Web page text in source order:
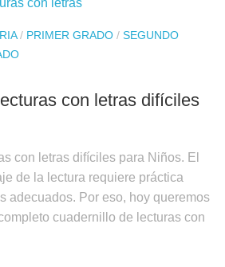
/ PRIMER GRADO / SEGUNDO
con letras difíciles
con letras difíciles para Niños. El
de la lectura requiere práctica
adecuados. Por eso, hoy queremos
cuadernillo de lecturas con